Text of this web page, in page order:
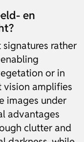
en
rather
or in
amplifies
images under
advantages
clutter and